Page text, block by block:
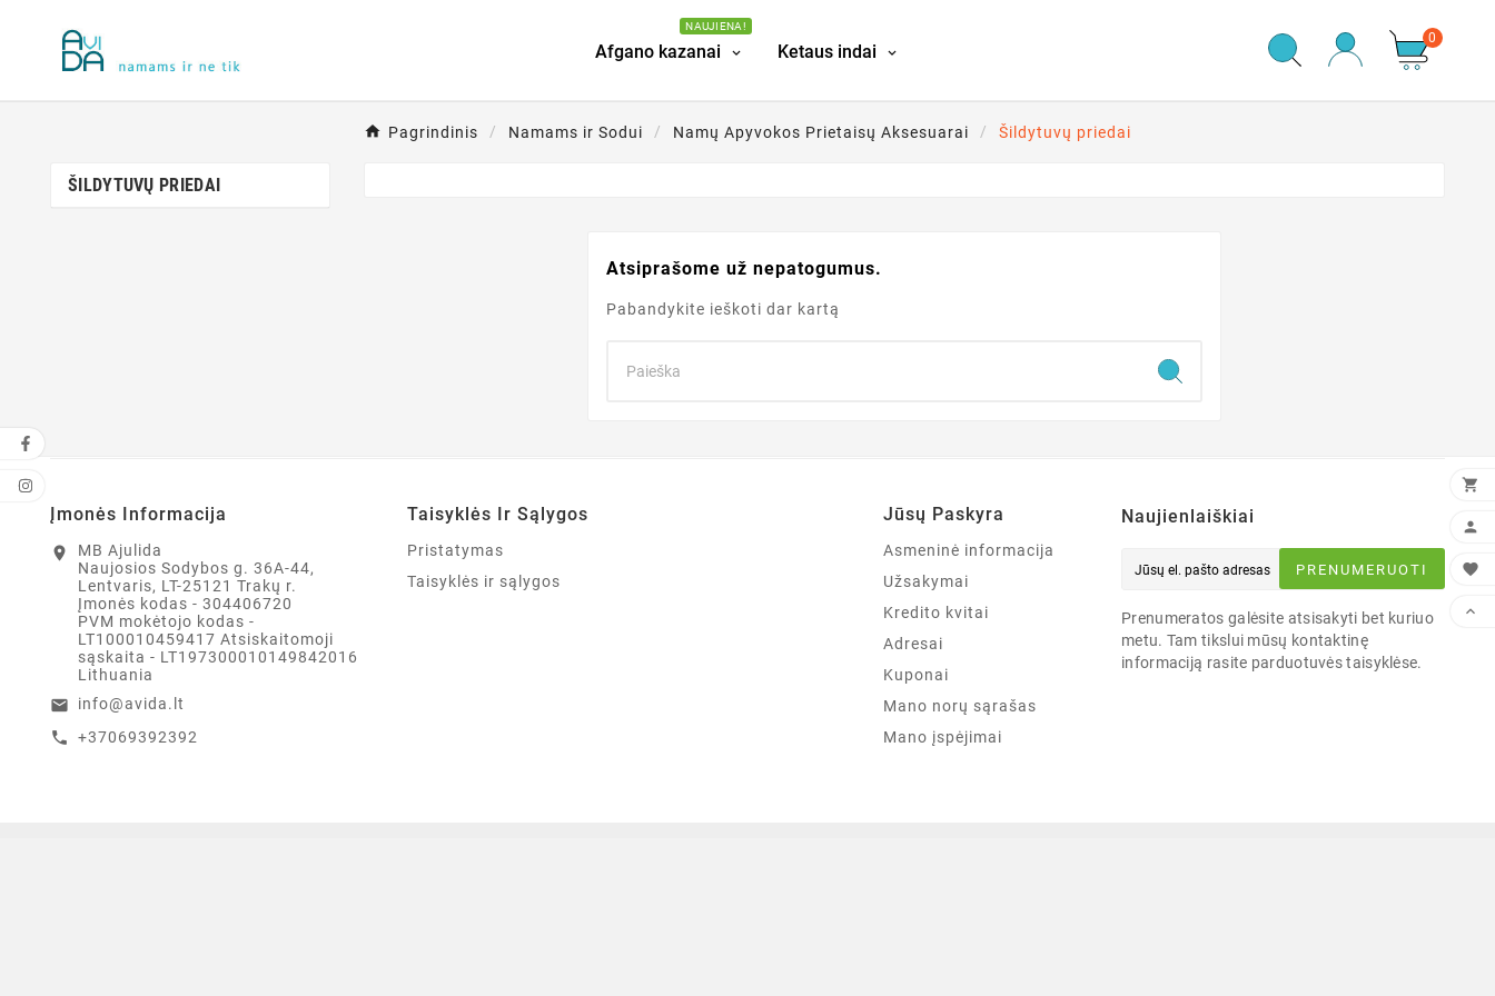
Afgano kazanai
NAUJIENA!
Ketaus indai
0
Pagrindinis Namams ir Sodui Namų Apyvokos Prietaisų Aksesuarai Šildytuvų priedai
ŠILDYTUVŲ PRIEDAI
Atsiprašome už nepatogumus.
Pabandykite ieškoti dar kartą
Įmonės Informacija
location_on
MB Ajulida
Naujosios Sodybos g. 36A-44,
Lentvaris, LT-25121 Trakų r.
Įmonės kodas - 304406720
PVM mokėtojo kodas -
LT100010459417 Atsiskaitomoji
sąskaita - LT197300010149842016
Lithuania
email info@avida.lt
call +37069392392
Taisyklės Ir Sąlygos
Pristatymas
Taisyklės ir sąlygos
Jūsų Paskyra
Asmeninė informacija
Užsakymai
Kredito kvitai
Adresai
Kuponai
Mano norų sąrašas
Mano įspėjimai
Naujienlaiškiai
PRENUMERUOTI
Prenumeratos galėsite atsisakyti bet kuriuo
metu. Tam tikslui mūsų kontaktinę
informaciją rasite parduotuvės taisyklėse.



